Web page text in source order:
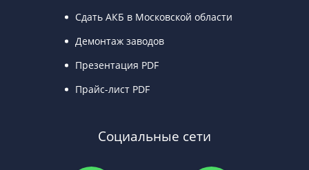
Сдать АКБ в Московской области
Демонтаж заводов
Презентация PDF
Прайс-лист PDF
Социальные сети